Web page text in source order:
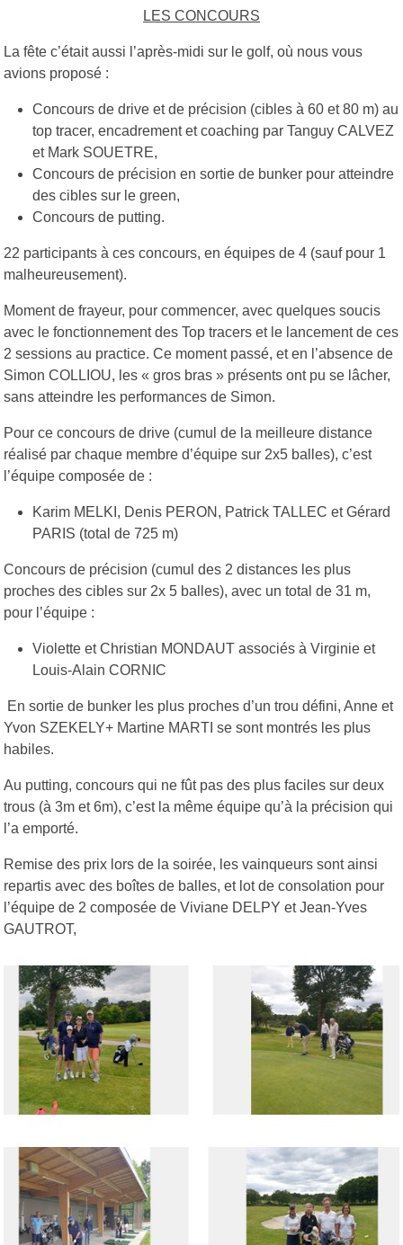
LES CONCOURS
La fête c’était aussi l’après-midi sur le golf, où nous vous
avions proposé :
Concours de drive et de précision (cibles à 60 et 80 m) au
top tracer, encadrement et coaching par Tanguy CALVEZ
et Mark SOUETRE,
Concours de précision en sortie de bunker pour atteindre
des cibles sur le green,
Concours de putting.
22 participants à ces concours, en équipes de 4 (sauf pour 1
malheureusement).
Moment de frayeur, pour commencer, avec quelques soucis
avec le fonctionnement des Top tracers et le lancement de ces
2 sessions au practice. Ce moment passé, et en l’absence de
Simon COLLIOU, les « gros bras » présents ont pu se lâcher,
sans atteindre les performances de Simon.
Pour ce concours de drive (cumul de la meilleure distance
réalisé par chaque membre d’équipe sur 2x5 balles), c’est
l’équipe composée de :
Karim MELKI, Denis PERON, Patrick TALLEC et Gérard
PARIS (total de 725 m)
Concours de précision (cumul des 2 distances les plus
proches des cibles sur 2x 5 balles), avec un total de 31 m,
pour l’équipe :
Violette et Christian MONDAUT associés à Virginie et
Louis-Alain CORNIC
En sortie de bunker les plus proches d’un trou défini, Anne et
Yvon SZEKELY+ Martine MARTI se sont montrés les plus
habiles.
Au putting, concours qui ne fût pas des plus faciles sur deux
trous (à 3m et 6m), c’est la même équipe qu’à la précision qui
l’a emporté.
Remise des prix lors de la soirée, les vainqueurs sont ainsi
repartis avec des boîtes de balles, et lot de consolation pour
l’équipe de 2 composée de Viviane DELPY et Jean-Yves
GAUTROT,